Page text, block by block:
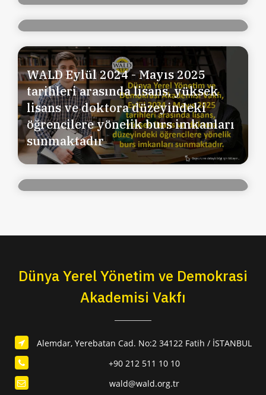
Hizmeti (13.11.2024/17.11.2024)
WALD Eylül 2024 - Mayıs 2025
tarihleri arasında lisans, yüksek
lisans ve doktora düzeyindeki
öğrencilere yönelik burs imkanları
sunmaktadır
WALD Sosyal Koruma, Topluluk
Hareketleri ve Kayıtlı Ekonomiye
Erişimde Belediyelerle İş Birliği
Projesi” Kapsamında Kadına
Yönelik Şiddetle Mücadele Rehberi
Tasarım ve Baskı Hizmetlerinin
alınması-11.09.2024/15.09.2024
Dünya Yerel Yönetim ve Demokrasi
Akademisi Vakfı
Alemdar, Yerebatan Cad. No:2 34122 Fatih / İSTANBUL
+90 212 511 10 10
wald@wald.org.tr